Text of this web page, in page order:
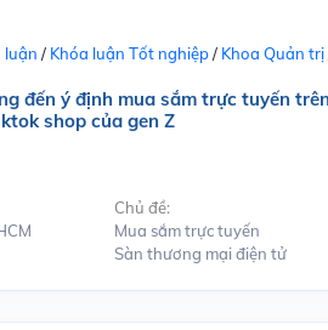
luận / Khóa luận Tốt nghiệp/ Khoa Quản trị
đến ý định mua sắm trực tuyến
shop của gen Z
Chủ đề:
Mua sắm trực tuyến
Sàn thương mại điện tử